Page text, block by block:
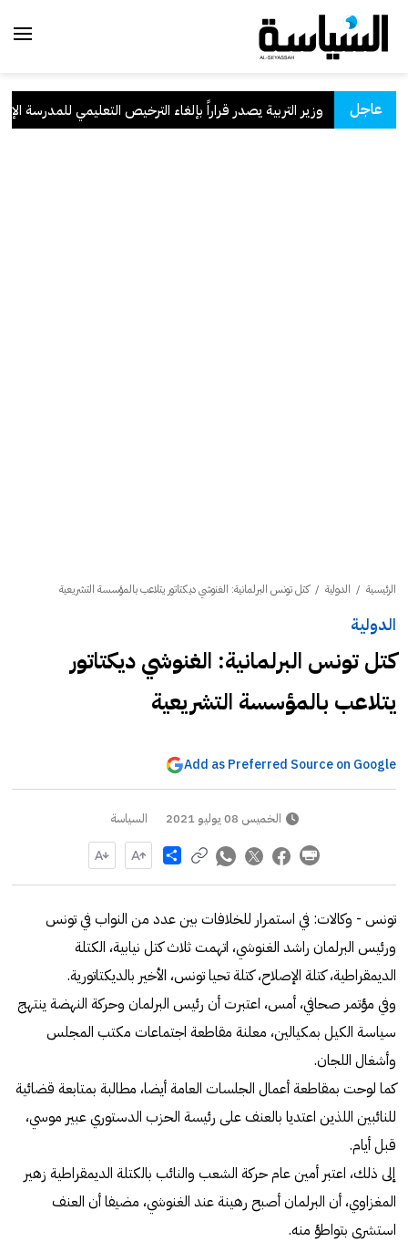
عاجل وزير التربية يصدر قراراً بإلغاء الترخيص التعليمي للمدرسة
الرئيسية / الدولية /كتل تونس البرلمانية: الغنوشي ديكتاتور يتلاعب بالمؤسسة التشريعية
الدولية
كتل تونس البرلمانية: الغنوشي ديكتاتور
يتلاعب بالمؤسسة التشريعية
Add as Preferred Source on Google
الخميس 08 يوليو 2021 السياسة
Share
تونس - وكالات: في استمرار للخلافات بين عدد من النواب في تونس
ورئيس البرلمان راشد الغنوشي، اتهمت ثلاث كتل نيابية، الكتلة
الديمقراطية، كتلة الإصلاح، كتلة تحيا تونس، الأخير بالديكتاتورية.
وفي مؤتمر صحافي، أمس، اعتبرت أن رئيس البرلمان وحركة النهضة ينتهج
سياسة الكيل بمكيالين، معلنة مقاطعة اجتماعات مكتب المجلس
وأشغال اللجان.
كما لوحت بمقاطعة أعمال الجلسات العامة أيضا، مطالبة بمتابعة قضائية
للنائبين اللذين اعتديا بالعنف على رئيسة الحزب الدستوري عبير موسي،
قبل أيام.
إلى ذلك، اعتبر أمين عام حركة الشعب والنائب بالكتلة الديمقراطية زهير
المغزاوي، أن البرلمان أصبح رهينة عند الغنوشي، مضيفا أن العنف
استشرى بتواطؤ منه.